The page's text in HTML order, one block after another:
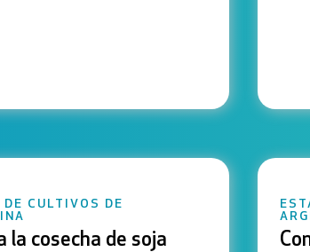
DE CULTIVOS DE
la cosecha de soja